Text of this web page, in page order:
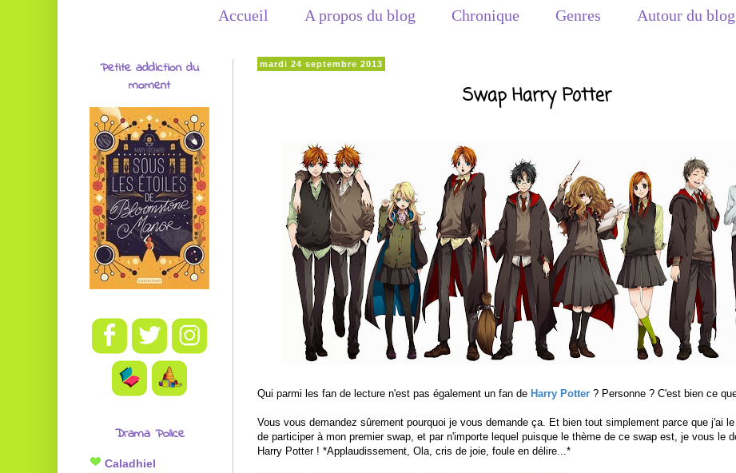
Accueil A propos du blog Chronique Genres Autour du blog
mardi 24 septembre 2013
Swap Harry Potter
Qui parmi les fan de lecture n'est pas également un fan de Harry Potter ? Personne ? C'est bien ce
Vous vous demandez sûrement pourquoi je vous demande ça. Et bien tout simplement parce que j'ai
de participer à mon premier swap, et par n'importe lequel puisque le thème de ce swap est, je vous le
Harry Potter ! *Applaudissement, Ola, cris de joie, foule en délire...*
Petite addiction du
moment
Drama Police
Caladhiel